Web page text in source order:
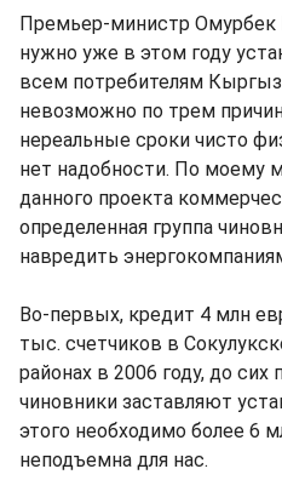
Премьер-министр Омурбек
нужно уже в этом году
всем потребителям
невозможно по трем
нереальные сроки чисто
нет надобности. По моему
данного проекта
определенная группа
навредить
Во-первых, кредит 4 млн
тыс. счетчиков в
районах в 2006 году, до сих
чиновники заставляют
этого необходимо более 6
неподъемна для нас.